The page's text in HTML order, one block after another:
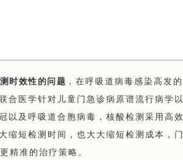
时效性的问题 ， 在呼吸道病毒感染高发的
合医学针对儿童门急诊病原谱流行病学以
以及呼吸道合胞病毒 ，核酸检测采用高效
缩短检测时间，也大大缩短检测成本，门
精准的治疗策略。